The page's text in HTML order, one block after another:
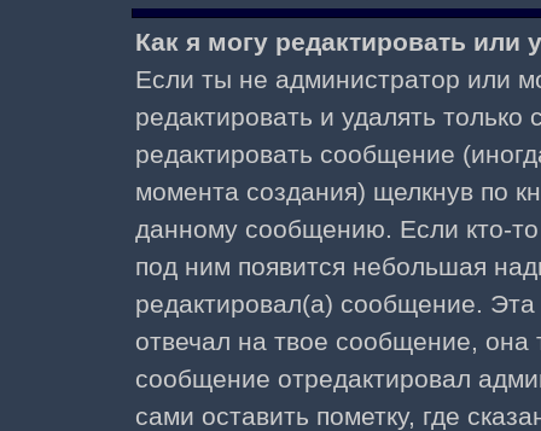
Как я могу редактировать или
Если ты не администратор или
редактировать и удалять
редактировать сообщение
момента создания) щелкнув по
данному сообщению. Если кто-
под ним появится небольшая
редактировал(а) сообщение. Эта
отвечал на твое сообщение, она
сообщение отредактировал
сами оставить пометку, где